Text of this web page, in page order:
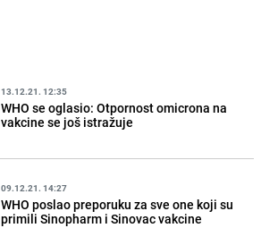
13.12.21. 12:35
WHO se oglasio: Otpornost omicrona na
vakcine se još istražuje
09.12.21. 14:27
WHO poslao preporuku za sve one koji su
primili Sinopharm i Sinovac vakcine